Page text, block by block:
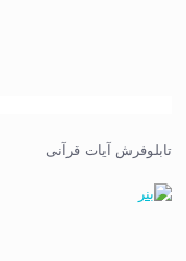
تابلوفرش آیات قرآنی